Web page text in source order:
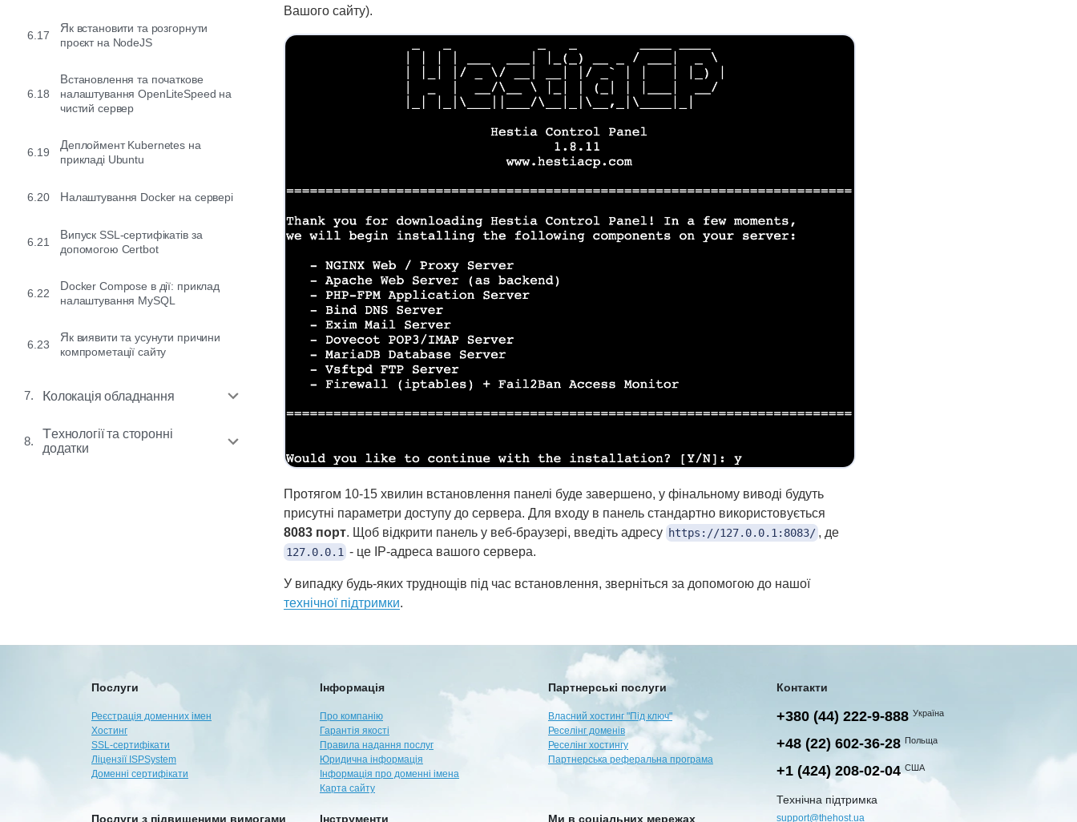
6.17
Як встановити та розгорнути
проєкт на NodeJS
6.18
Встановлення та початкове
налаштування OpenLiteSpeed ​​на
чистий сервер
6.19
Деплоймент Kubernetes на
прикладі Ubuntu
6.20 Налаштування Docker на сервері
6.21
Випуск SSL-сертифікатів за
допомогою Certbot
6.22
Docker Compose в дії: приклад
налаштування MySQL
6.23
Як виявити та усунути причини
компрометації сайту
7. Колокація обладнання
8. Технології та сторонні
додатки
Вашого сайту).
Протягом 10-15 хвилин встановлення панелі буде завершено, у фінальному виводі будуть
присутні параметри доступу до сервера. Для входу в панель стандартно використовується
8083 порт. Щоб відкрити панель у веб-браузері, введіть адресу https://127.0.0.1:8083/ , де
127.0.0.1 - це IP-адреса вашого сервера.
У випадку будь-яких труднощів під час встановлення, зверніться за допомогою до нашої
технічної підтримки.
Послуги
Реєстрація доменних імен
Хостинг
SSL-сертифікати
Ліцензії ISPSystem
Доменні сертифікати
Інформація
Про компанію
Гарантія якості
Правила надання послуг
Юридична інформація
Інформація про доменні імена
Карта сайту
Партнерські послуги
Власний хостинг "Під ключ"
Реселінг доменів
Реселінг хостингу
Партнерська реферальна програма
Послуги з підвищеними вимогами Інструменти Ми в соціальних мережах
Контакти
+380 (44) 222-9-888 Україна
+48 (22) 602-36-28 Польща
+1 (424) 208-02-04 США
Технічна підтримка
support@thehost.ua